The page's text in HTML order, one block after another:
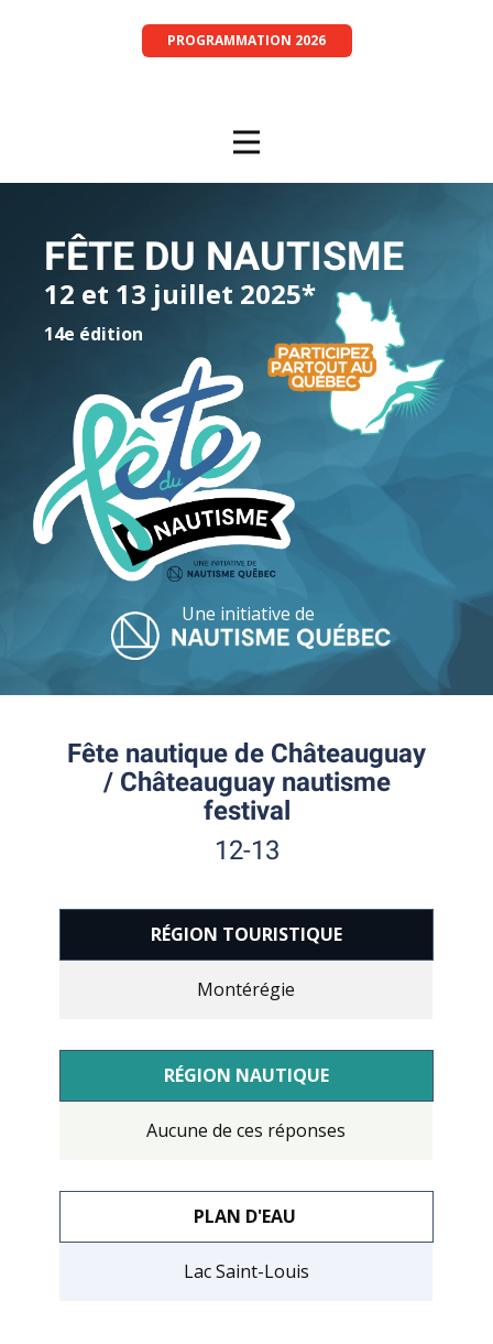
PROGRAMMATION 2026
FÊTE DU NAUTISME
12 et 13 juillet 2025*
14e édition
Une initiative de
Fête nautique de Châteauguay
/ Châteauguay nautisme
festival
12-13
RÉGION TOURISTIQUE
Montérégie
RÉGION NAUTIQUE
Aucune de ces réponses
PLAN D'EAU
Lac Saint-Louis